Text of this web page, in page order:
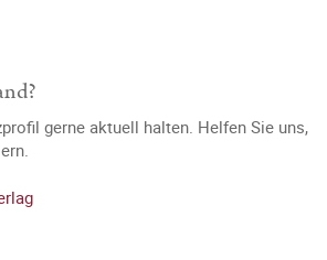
gerne aktuell halten. Helfen Sie uns,